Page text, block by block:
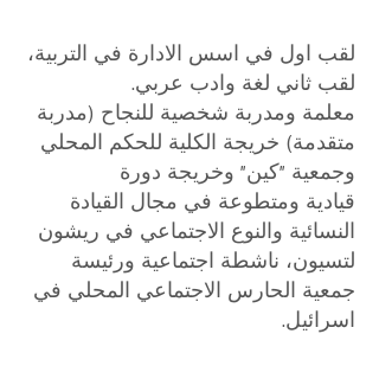
لقب اول في اسس الادارة في التربية،
لقب ثاني لغة وادب عربي.
معلمة ومدربة شخصية للنجاح (مدربة
متقدمة) خريجة الكلية للحكم المحلي
وجمعية "كين" وخريجة دورة
قيادية ومتطوعة في مجال القيادة
النسائية والنوع الاجتماعي في ريشون
لتسيون، ناشطة اجتماعية ورئيسة
جمعية الحارس الاجتماعي المحلي في
اسرائيل.